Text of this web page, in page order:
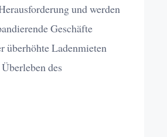
und werden
Geschäfte
überhöhte Ladenmieten
des